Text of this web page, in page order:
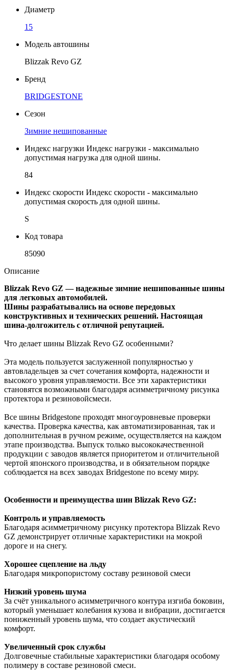
Диаметр
15
Модель автошины
Blizzak Revo GZ
Бренд
BRIDGESTONE
Сезон
Зимние нешипованные
Индекс нагрузки Индекс нагрузки - максимально
допустимая нагрузка для одной шины.
84
Индекс скорости Индекс скорости - максимально
допустимая скорость для одной шины.
S
Код товара
85090
Описание
Blizzak Revo GZ — надежные зимние нешипованные шины
для легковых автомобилей.
Шины разрабатывались на основе передовых
конструктивных и технических решений. Настоящая
шина-долгожитель с отличной репутацией.
Что делает шины Blizzak Revo GZ особенными?
Эта модель пользуется заслуженной популярностью у
автовладельцев за счет сочетания комфорта, надежности и
высокого уровня управляемости. Все эти характеристики
становятся возможными благодаря асимметричному рисунка
протектора и резиновойсмеси.
Все шины Bridgestone проходят многоуровневые проверки
качества. Проверка качества, как автоматизированная, так и
дополнительная в ручном режиме, осуществляется на каждом
этапе производства. Выпуск только высококачественной
продукции с заводов является приоритетом и отличительной
чертой японского производства, и в обязательном порядке
соблюдается на всех заводах Bridgestone по всему миру.
Особенности и преимущества шин Blizzak Revo GZ:
Контроль и управляемость
Благодаря асимметричному рисунку протектора Blizzak Revo
GZ демонстрирует отличные характеристики на мокрой
дороге и на снегу.
Хорошее сцепление на льду
Благодаря микропористому составу резиновой смеси
Низкий уровень шума
За счёт уникального асимметричного контура изгиба боковин,
который уменьшает колебания кузова и вибрации, достигается
пониженный уровень шума, что создает акустический
комфорт.
Увеличенный срок службы
Долговечные стабильные характеристики благодаря особому
полимеру в составе резиновой смеси.